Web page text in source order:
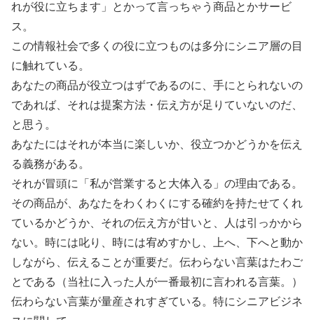
れが役に立ちます」とかって言っちゃう商品とかサービ
ス。
この情報社会で多くの役に立つものは多分にシニア層の目
に触れている。
あなたの商品が役立つはずであるのに、手にとられないの
であれば、それは提案方法・伝え方が足りていないのだ、
と思う。
あなたにはそれが本当に楽しいか、役立つかどうかを伝え
る義務がある。
それが冒頭に「私が営業すると大体入る」の理由である。
その商品が、あなたをわくわくにする確約を持たせてくれ
ているかどうか、それの伝え方が甘いと、人は引っかから
ない。時には叱り、時には宥めすかし、上へ、下へと動か
しながら、伝えることが重要だ。伝わらない言葉はたわご
とである（当社に入った人が一番最初に言われる言葉。）
伝わらない言葉が量産されすぎている。特にシニアビジネ